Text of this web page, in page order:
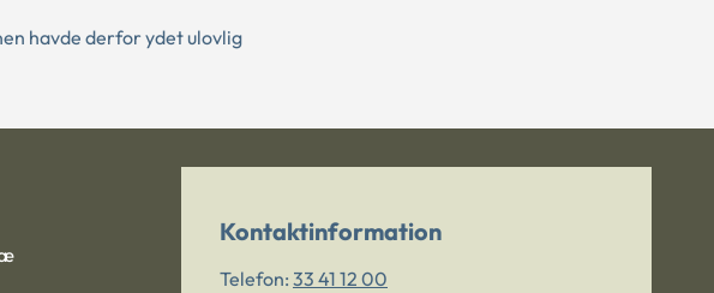
havde derfor ydet ulovlig
Kontaktinformation
Telefon: 33 41 12 00